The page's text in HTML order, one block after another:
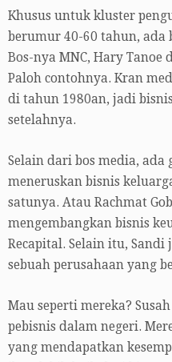
Khusus untuk kluster
berumur 40-60 tahun, ada
Bos-nya MNC, Hary Tanoe
Paloh contohnya. Kran
di tahun 1980an, jadi
setelahnya.
Selain dari bos media, ada
meneruskan bisnis
satunya. Atau Rachmat
mengembangkan bisnis
Recapital. Selain itu,
sebuah perusahaan yang
Mau seperti mereka?
pebisnis dalam negeri.
yang mendapatkan